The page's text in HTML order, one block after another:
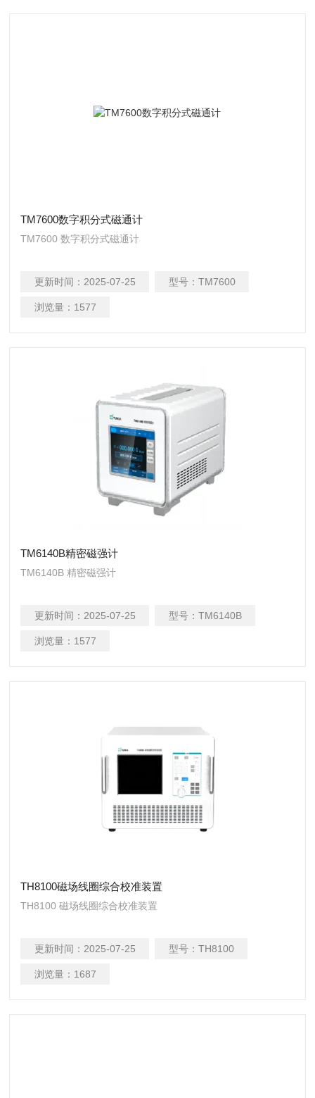
TM7600数字积分式磁通计
TM7600 数字积分式磁通计
更新时间： 2025-07-25 型号： TM7600
浏览量： 1577
TM6140B精密磁强计
TM6140B 精密磁强计
更新时间： 2025-07-25 型号： TM6140B
浏览量： 1577
TH8100磁场线圈综合校准装置
TH8100 磁场线圈综合校准装置
更新时间： 2025-07-25 型号： TH8100
浏览量： 1687